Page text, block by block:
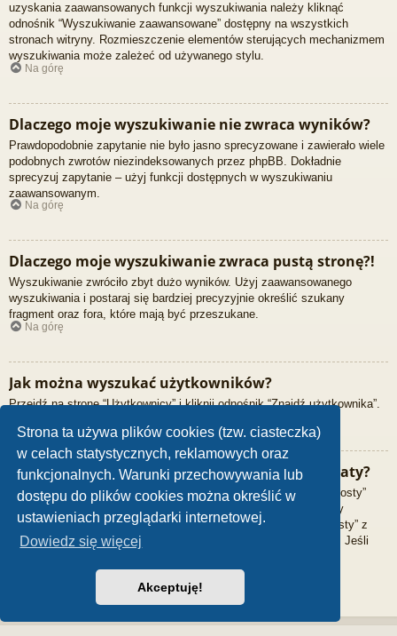
Strona ta używa plików cookies (tzw. ciasteczka)
w celach statystycznych, reklamowych oraz
funkcjonalnych. Warunki przechowywania lub
dostępu do plików cookies można określić w
ustawieniach przeglądarki internetowej.
Dowiedz się więcej
Akceptuję!
uzyskania zaawansowanych funkcji wyszukiwania należy kliknąć
odnośnik “Wyszukiwanie zaawansowane” dostępny na wszystkich
stronach witryny. Rozmieszczenie elementów sterujących mechanizmem
wyszukiwania może zależeć od używanego stylu.
Na górę
Dlaczego moje wyszukiwanie nie zwraca wyników?
Prawdopodobnie zapytanie nie było jasno sprecyzowane i zawierało wiele
podobnych zwrotów niezindeksowanych przez phpBB. Dokładnie
sprecyzuj zapytanie – użyj funkcji dostępnych w wyszukiwaniu
zaawansowanym.
Na górę
Dlaczego moje wyszukiwanie zwraca pustą stronę?!
Wyszukiwanie zwróciło zbyt dużo wyników. Użyj zaawansowanego
wyszukiwania i postaraj się bardziej precyzyjnie określić szukany
fragment oraz fora, które mają być przeszukane.
Na górę
Jak można wyszukać użytkowników?
Przejdź na stronę “Użytkownicy” i kliknij odnośnik “Znajdź użytkownika”.
W jaki sposób można znaleźć swoje posty i tematy?
Swoje posty można znaleźć, klikając odnośnik “Wyświetl moje posty”
znajdujący się w panelu zarządzania kontem lub odnośnik “Posty
użytkownika” na stronie swojego profilu lub wybierając „Twoje posty” z
menu „Więcej…” znajdującego się w górnym lewym rogu witryny. Jeśli
zaawansowanego i skorzystaj z odpowiednich funkcji.